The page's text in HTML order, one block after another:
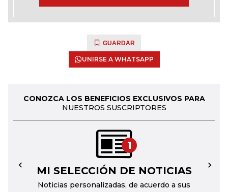
GUARDAR
UNIRSE A WHATSAPP
CONOZCA LOS BENEFICIOS EXCLUSIVOS PARA
NUESTROS SUSCRIPTORES
1
MI SELECCIÓN DE NOTICIAS
Noticias personalizadas, de acuerdo a sus
← →